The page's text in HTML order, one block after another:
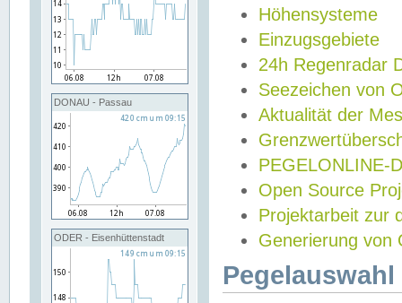
DONAU - Passau
ODER - Eisenhüttenstadt
Höhensysteme
Einzugsgebiete
24h Regenradar
Seezeichen von
Aktualität der
PEGELONLINE-
Open Source
Projektarbeit zur
Generierung von